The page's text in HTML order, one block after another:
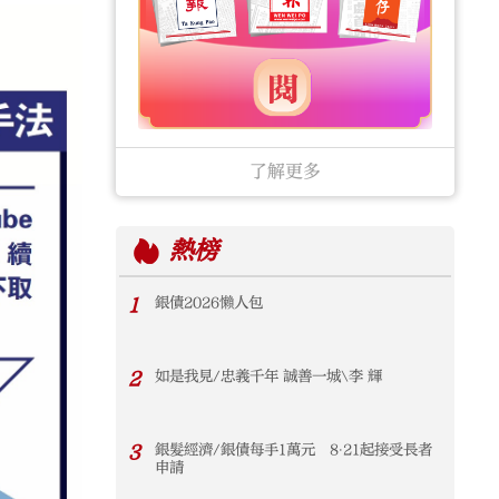
了解更多
熱榜
1 銀債2026懶人包
2 如是我見/忠義千年 誠善一城\李 輝
3
銀髮經濟/銀債每手1萬元 8‧21起接受長者
申請